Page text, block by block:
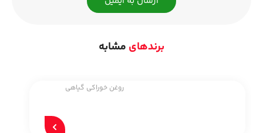
برندهای مشابه
روغن خوراکی گیاهی